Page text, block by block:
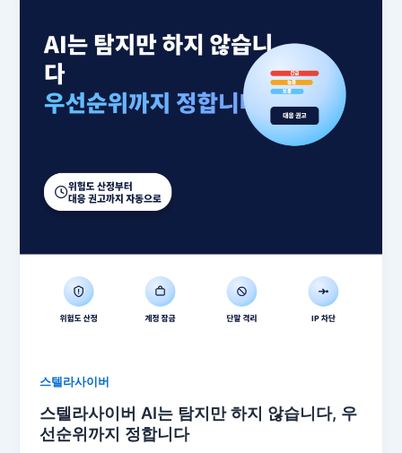
스텔라사이버
스텔라사이버 AI는 탐지만 하지 않습니다, 우
선순위까지 정합니다